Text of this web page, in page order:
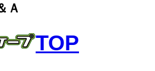
Ａ
TOP